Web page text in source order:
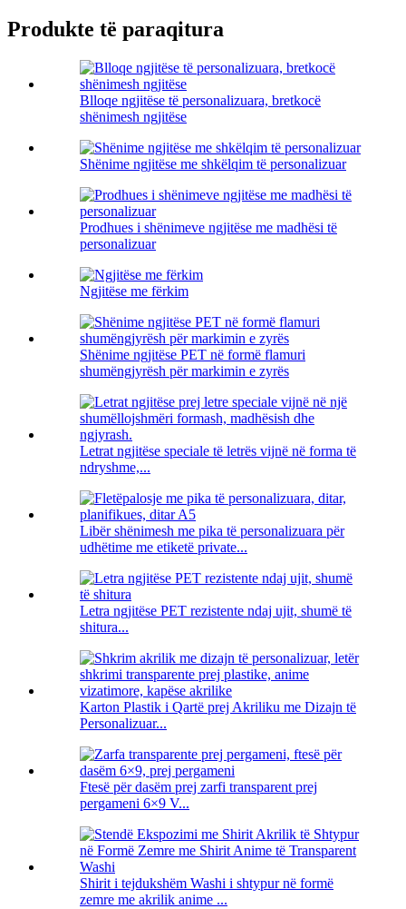
Produkte të paraqitura
Blloqe ngjitëse të personalizuara, bretkocë
shënimesh ngjitëse
Shënime ngjitëse me shkëlqim të personalizuar
Prodhues i shënimeve ngjitëse me madhësi të
personalizuar
Ngjitëse me fërkim
Shënime ngjitëse PET në formë flamuri
shumëngjyrësh për markimin e zyrës
Letrat ngjitëse speciale të letrës vijnë në forma të
ndryshme,...
Libër shënimesh me pika të personalizuara për
udhëtime me etiketë private...
Letra ngjitëse PET rezistente ndaj ujit, shumë të
shitura...
Karton Plastik i Qartë prej Akriliku me Dizajn të
Personalizuar...
Ftesë për dasëm prej zarfi transparent prej
pergameni 6×9 V...
Shirit i tejdukshëm Washi i shtypur në formë
zemre me akrilik anime ...